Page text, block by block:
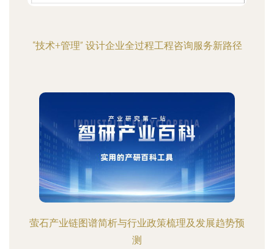
“技术+管理” 设计企业全过程工程咨询服务新路径
萤石产业链图谱简析与行业政策梳理及发展趋势预
测